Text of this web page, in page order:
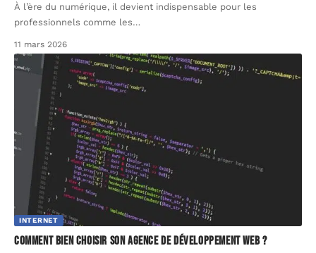
À l’ère du numérique, il devient indispensable pour les
professionnels comme les…
11 mars 2026
INTERNET
Comment bien choisir son agence de développement web ?